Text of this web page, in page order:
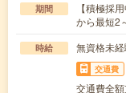
期間
【積極採
から最短2
時給 無資格未
交通費
交通費全